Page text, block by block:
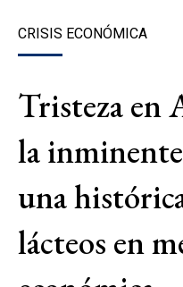
CRISIS ECONÓMICA
Tristeza en
la
una
lácteos en